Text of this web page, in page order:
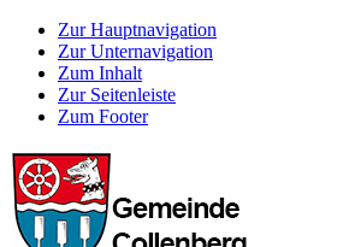
Zur Hauptnavigation
Zur Unternavigation
Zum Inhalt
Zur Seitenleiste
Zum Footer